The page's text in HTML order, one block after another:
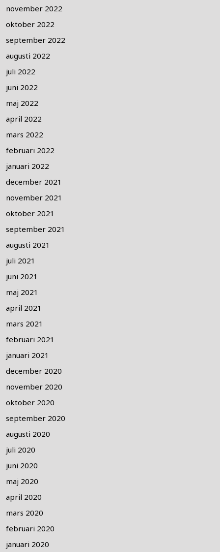
november 2022
oktober 2022
september 2022
augusti 2022
juli 2022
juni 2022
maj 2022
april 2022
mars 2022
februari 2022
januari 2022
december 2021
november 2021
oktober 2021
september 2021
augusti 2021
juli 2021
juni 2021
maj 2021
april 2021
mars 2021
februari 2021
januari 2021
december 2020
november 2020
oktober 2020
september 2020
augusti 2020
juli 2020
juni 2020
maj 2020
april 2020
mars 2020
februari 2020
januari 2020